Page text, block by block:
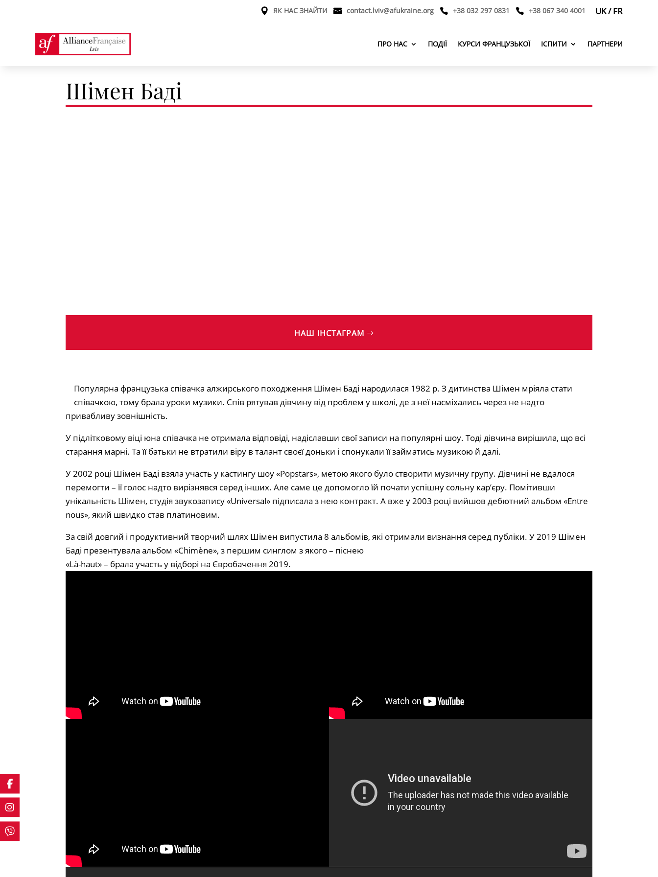
ЯК НАС ЗНАЙТИ contact.lviv@afukraine.org +38 032 297 0831 +38 067 340 4001 UK/FR
ПРО НАС ПОДІЇ КУРСИ ФРАНЦУЗЬКОЇ ІСПИТИ ПАРТНЕРИ
Шімен Баді
НАШ ІНСТАГРАМ
Популярна французька співачка алжирського походження Шімен Баді народилася 1982 р. З дитинства Шімен мріяла стати
співачкою, тому брала уроки музики. Спів рятував дівчину від проблем у школі, де з неї насміхались через не надто
привабливу зовнішність.
У підлітковому віці юна співачка не отримала відповіді, надіславши свої записи на популярні шоу. Тоді дівчина вирішила, що всі
старання марні. Та її батьки не втратили віру в талант своєї доньки і спонукали її займатись музикою й далі.
У 2002 році Шімен Баді взяла участь у кастингу шоу «Popstars», метою якого було створити музичну групу. Дівчині не вдалося
перемогти – її голос надто вирізнявся серед інших. Але саме це допомогло їй почати успішну сольну кар’єру. Помітивши
унікальність Шімен, студія звукозапису «Universal» підписала з нею контракт. А вже у 2003 році вийшов дебютний альбом «Entre
nous», який швидко став платиновим.
За свій довгий і продуктивний творчий шлях Шімен випустила 8 альбомів, які отримали визнання серед публіки. У 2019 Шімен
Баді презентувала альбом «Chimène», з першим синглом з якого – піснею
«Là-haut» – брала участь у відборі на Євробачення 2019.